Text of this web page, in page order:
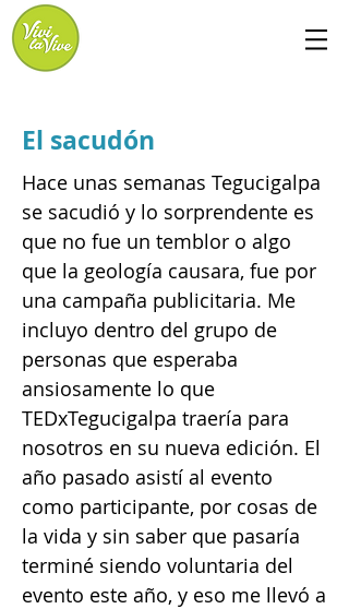
El sacudón
Hace unas semanas Tegucigalpa
se sacudió y lo sorprendente es
que no fue un temblor o algo
que la geología causara, fue por
una campaña publicitaria. Me
incluyo dentro del grupo de
personas que esperaba
ansiosamente lo que
TEDxTegucigalpa traería para
nosotros en su nueva edición. El
año pasado asistí al evento
como participante, por cosas de
la vida y sin saber que pasaría
terminé siendo voluntaria del
evento este año, y eso me llevó a